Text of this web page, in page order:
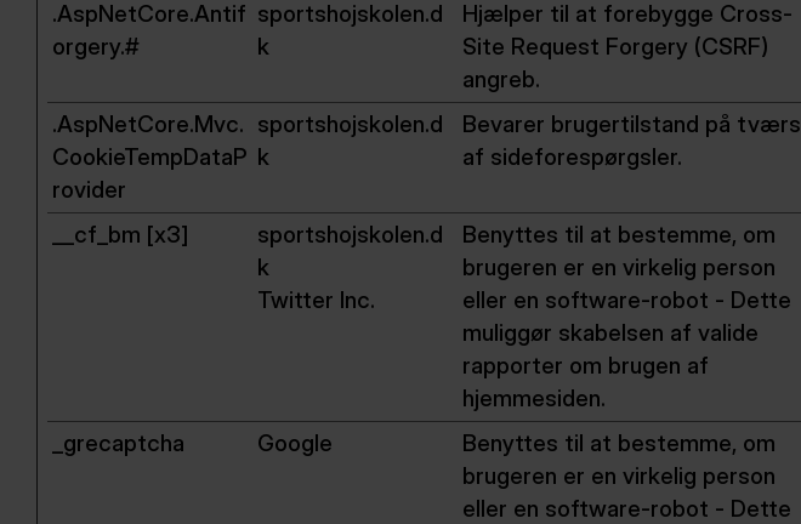
.AspNetCore.Antif
orgery.#
sportshojskolen.d
k
Hjælper til at forebygge Cross-
Site Request Forgery (CSRF)
angreb.
.AspNetCore.Mvc.
CookieTempDataP
rovider
sportshojskolen.d
k
Bevarer brugertilstand på tværs
af sideforespørgsler.
__cf_bm [x3]
sportshojskolen.d
k
Twitter Inc.
Benyttes til at bestemme, om
brugeren er en virkelig person
eller en software-robot - Dette
muliggør skabelsen af valide
rapporter om brugen af
hjemmesiden.
_grecaptcha Google
Benyttes til at bestemme, om
brugeren er en virkelig person
eller en software-robot - Dette